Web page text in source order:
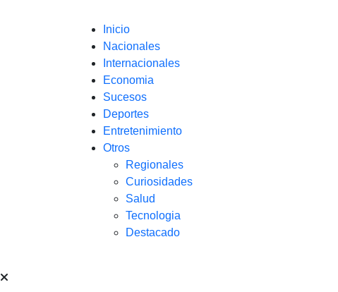
Inicio
Nacionales
Internacionales
Economia
Sucesos
Deportes
Entretenimiento
Otros
Regionales
Curiosidades
Salud
Tecnologia
Destacado